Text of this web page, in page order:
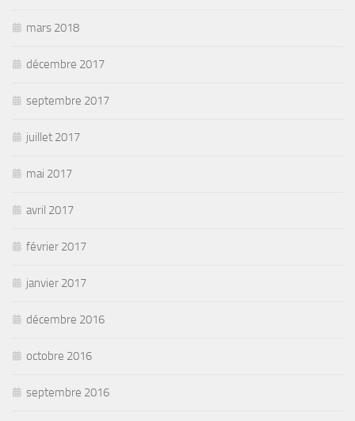
mars 2018
décembre 2017
septembre 2017
juillet 2017
mai 2017
avril 2017
février 2017
janvier 2017
décembre 2016
octobre 2016
septembre 2016